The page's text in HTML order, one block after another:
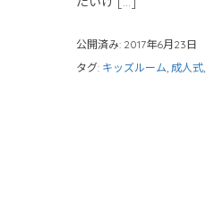
公開済み: 2017年6月23日
タグ: キッズルーム, 成人式,